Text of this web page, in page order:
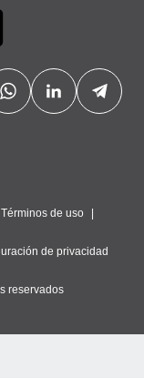
Términos de uso
de privacidad
reservados